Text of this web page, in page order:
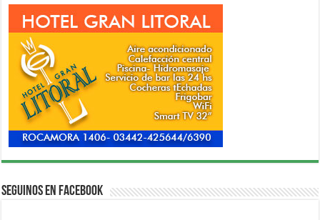
Seguinos en Facebook